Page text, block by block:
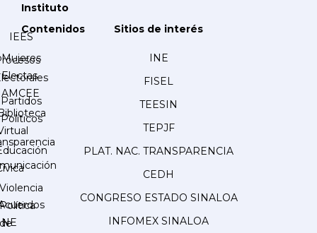
Instituto
IEES
Partidos
Políticos
Contenidos
Mujeres
Electas
AMCEE
Violencia
Política
de
Sitios de interés
INE
FISEL
TEESIN
TEPJF
PLAT. NAC. TRANSPARENCIA
CEDH
CONGRESO ESTADO SINALOA
INFOMEX SINALOA